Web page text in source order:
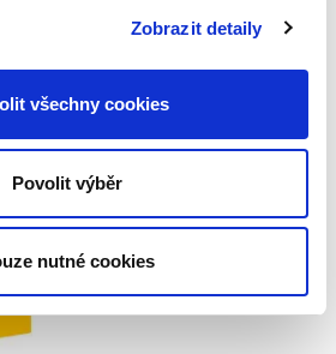
Zobrazit detaily
všechny cookies
Povolit výběr
nutné cookies
2935 ObčZ. Nejde ale pouze o
Nepominutelný
dědic a jeho
vydědění